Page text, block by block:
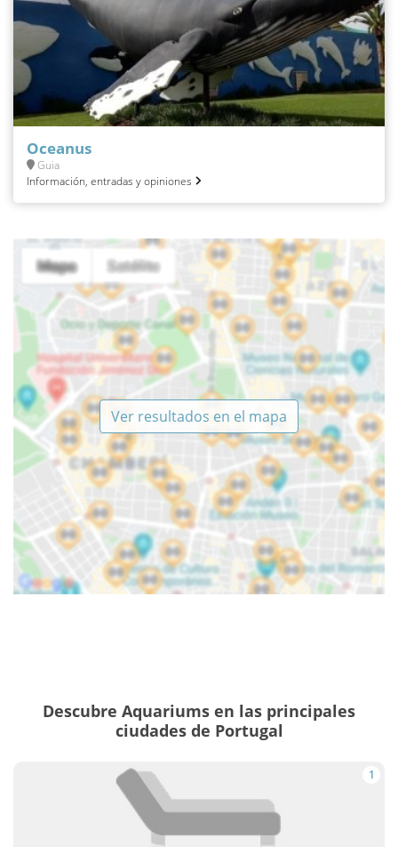
Oceanus
Guia
Información, entradas y opiniones
Ver resultados en el mapa
Descubre Aquariums en las principales
ciudades de Portugal
1